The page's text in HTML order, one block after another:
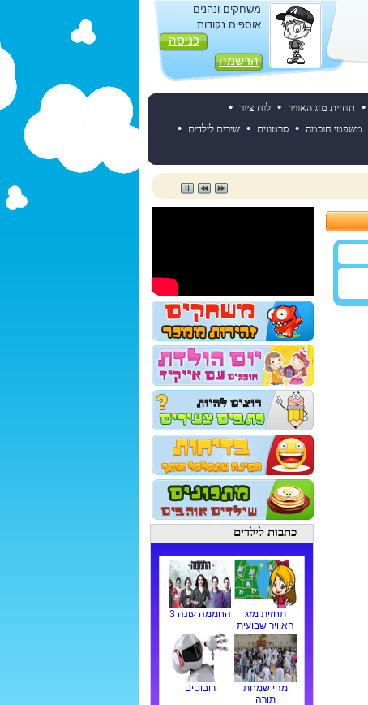
משחקים ונהנים
אוספים נקודות
כניסה
הרשמה
• תחזית מזג האוויר • לוח ציור •
משפטי חוכמה • סרטונים • שירים לילדים •
כתבות לילדים
תחזית מזג
האוויר שבועית
החממה עונה 3
מהי שמחת
תורה
רובוטים